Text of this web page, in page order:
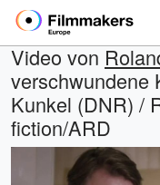
Video von
verschwundene
Kunkel (DNR) /
fiction/ARD